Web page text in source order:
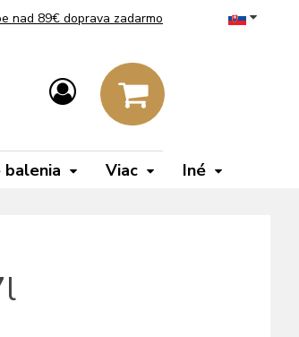
nad 89€ doprava zadarmo
balenia Viac Iné